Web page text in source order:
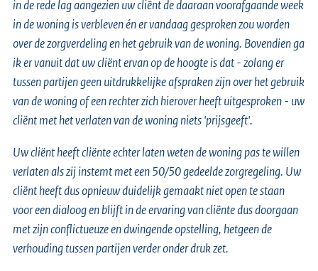
in de rede lag aangezien uw cliënt de daaraan voorafgaande week
in de woning is verbleven én er vandaag gesproken zou worden
over de zorgverdeling en het gebruik van de woning. Bovendien ga
ik er vanuit dat uw cliënt ervan op de hoogte is dat - zolang er
tussen partijen geen uitdrukkelijke afspraken zijn over het gebruik
van de woning of een rechter zich hierover heeft uitgesproken - uw
cliënt met het verlaten van de woning niets 'prijsgeeft'.
Uw cliënt heeft cliënte echter laten weten de woning pas te willen
verlaten als zij instemt met een 50/50 gedeelde zorgregeling. Uw
cliënt heeft dus opnieuw duidelijk gemaakt niet open te staan
voor een dialoog en blijft in de ervaring van cliënte dus doorgaan
met zijn conflictueuze en dwingende opstelling, hetgeen de
verhouding tussen partijen verder onder druk zet.